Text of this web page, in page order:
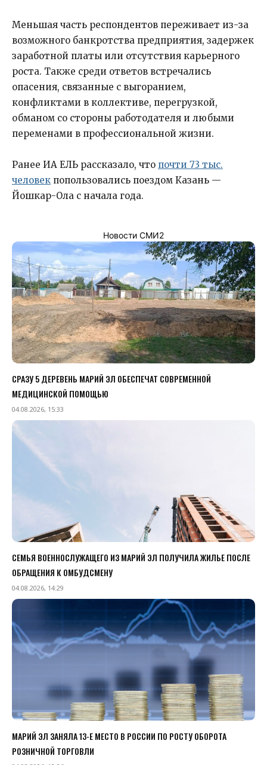
Меньшая часть респондентов переживает из-за
возможного банкротства предприятия, задержек
заработной платы или отсутствия карьерного
роста. Также среди ответов встречались
опасения, связанные с выгоранием,
конфликтами в коллективе, перегрузкой,
обманом со стороны работодателя и любыми
переменами в профессиональной жизни.
Ранее ИА ЕЛЬ рассказало, что почти 73 тыс.
человек попользовались поездом Казань —
Йошкар-Ола с начала года.
Новости СМИ2
СРАЗУ 5 ДЕРЕВЕНЬ МАРИЙ ЭЛ ОБЕСПЕЧАТ СОВРЕМЕННОЙ
МЕДИЦИНСКОЙ ПОМОЩЬЮ
04.08.2026, 15:33
СЕМЬЯ ВОЕННОСЛУЖАЩЕГО ИЗ МАРИЙ ЭЛ ПОЛУЧИЛА ЖИЛЬЕ ПОСЛЕ
ОБРАЩЕНИЯ К ОМБУДСМЕНУ
04.08.2026, 14:29
МАРИЙ ЭЛ ЗАНЯЛА 13-Е МЕСТО В РОССИИ ПО РОСТУ ОБОРОТА
РОЗНИЧНОЙ ТОРГОВЛИ